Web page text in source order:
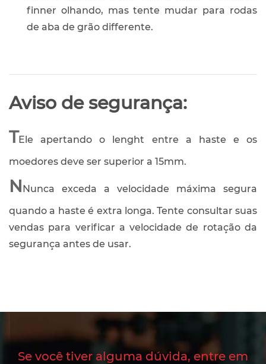
finner olhando, mas tente mudar para rodas
de aba de grão differente.
Aviso de segurança:
TEle apertando o lenght entre a haste e os
moedores deve ser superior a 15mm.
NNunca exceda a velocidade máxima segura
quando a haste é extra longa. Tente consultar suas
vendas para verificar a velocidade de rotação da
segurança antes de usar.
Se você tiver alguma dúvida, entre em